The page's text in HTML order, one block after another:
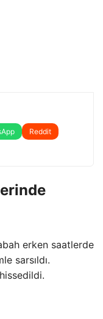
Reddit
erken saatlerde
sarsıldı.